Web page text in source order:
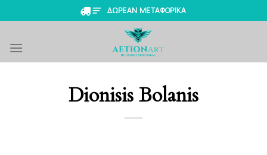
to
ΔΩΡΕΑΝ ΜΕΤΑΦΟΡΙΚΑ
Dionisis Bolanis